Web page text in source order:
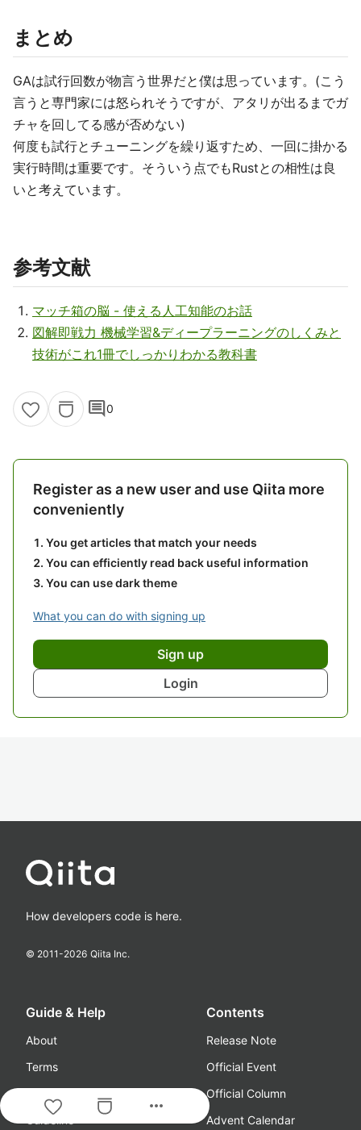
まとめ
GAは試行回数が物言う世界だと僕は思っています。(こう
言うと専門家には怒られそうですが、アタリが出るまでガ
チャを回してる感が否めない)
何度も試行とチューニングを繰り返すため、一回に掛かる
実行時間は重要です。そういう点でもRustとの相性は良
いと考えています。
参考文献
マッチ箱の脳 - 使える人工知能のお話
図解即戦力 機械学習&ディープラーニングのしくみと
技術がこれ1冊でしっかりわかる教科書
comment0
Register as a new user and use Qiita more
conveniently
You get articles that match your needs
You can efficiently read back useful information
You can use dark theme
What you can do with signing up
Sign up
Login
more_horiz
How developers code is here.
© 2011-2026 Qiita Inc.
Guide & Help
About
Terms
Contents
Release Note
Official Event
Official Column
Advent Calendar